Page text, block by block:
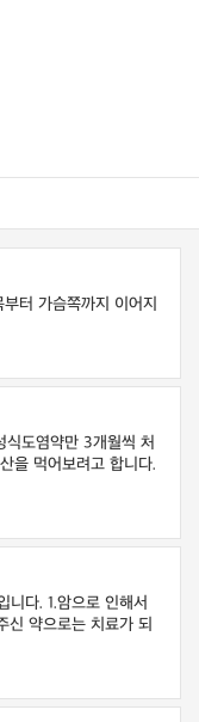
터 가슴쪽까지 이어지
식도염약만 3개월씩 처
을 먹어보려고 합니다.
니다. 1.암으로 인해서
신 약으로는 치료가 되